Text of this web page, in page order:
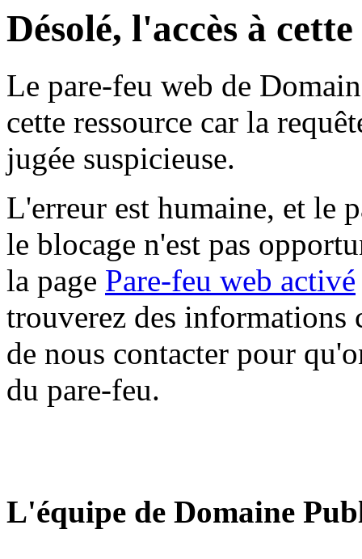
Désolé, l'accès à
Le pare-feu web de
cette ressource car la
jugée suspicieuse.
L'erreur est humaine, et le
le blocage n'est pas
la page Pare-feu web activé
trouverez des informations
de nous contacter pour
du pare-feu.
L'équipe de Domaine